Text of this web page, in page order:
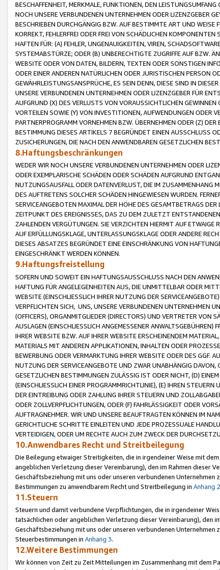
BESCHAFFENHEIT, MERKMALE, FUNKTIONEN, DEN
NOCH UNSERE VERBUNDENEN UNTERNEHMEN ODER LIZENZGEBER
BESCHRIEBEN DURCHGÄNGIG BZW. AUF BESTIMMTE ART UND
KORREKT, FEHLERFREI ODER FREI VON SCHÄDLICHEN
HAFTEN FÜR: (A) FEHLER, UNGENAUIGKEITEN, VIREN,
SYSTEMABSTÜRZE; ODER (B) UNBERECHTIGTE ZUGRIFFE AUF BZW.
WEBSITE ODER VON DATEN, BILDERN, TEXTEN ODER SONSTIGEN
ODER EINER ANDEREN NATÜRLICHEN ODER JURISTISCHEN PERSON
GEWÄHRLEISTUNGSANSPRÜCHE, ES SEIN DENN, DIESE SIND IN
UNSERE VERBUNDENEN UNTERNEHMEN ODER LIZENZGEBER FÜR
AUFGRUND (X) DES VERLUSTS VON VORAUSSICHTLICHEN
VORTEILEN SOWIE (Y) VON INVESTITIONEN, AUFWENDUNGEN ODER
PARTNERPROGRAMM VORNEHMEN BZW. ÜBERNEHMEN ODER (Z)
BESTIMMUNG DIESES ARTIKELS 7 BEGRÜNDET EINEN AUSSCHLUSS
ZUSICHERUNGEN, DIE NACH DEN ANWENDBAREN GESETZLICHEN
8.Haftungsbeschränkungen
WEDER WIR NOCH UNSERE VERBUNDENEN UNTERNEHMEN ODER
ODER EXEMPLARISCHE SCHÄDEN ODER SCHÄDEN AUFGRUND
NUTZUNGSAUSFALL ODER DATENVERLUST, DIE IM ZUSAMMENHANG
DES AUFTRETENS SOLCHER SCHÄDEN HINGEWIESEN WURDEN.
SERVICEANGEBOTEN MAXIMAL DER HÖHE DES GESAMTBETRAGS
ZEITPUNKT DES EREIGNISSES, DAS ZU DEM ZULETZT
ZAHLENDEN VERGÜTUNGEN. SIE VERZICHTEN HIERMIT AUF
AUF ERFÜLLUNGSKLAGE, UNTERLASSUNGSKLAGE ODER ANDERE
DIESES ABSATZES BEGRÜNDET EINE EINSCHRÄNKUNG VON
EINGESCHRÄNKT WERDEN KÖNNEN.
9.Haftungsfreistellung
SOFERN UND SOWEIT EIN HAFTUNGSAUSSCHLUSS NACH DEN
HAFTUNG FÜR ANGELEGENHEITEN AUS, DIE UNMITTELBAR ODER
WEBSITE (EINSCHLIESSLICH IHRER NUTZUNG DER
VERPFLICHTEN SICH, UNS, UNSERE VERBUNDENEN UNTERNEHMEN
(OFFICERS), ORGANMITGLIEDER (DIRECTORS) UND VERTRETER VON
AUSLAGEN (EINSCHLIESSLICH ANGEMESSENER
IHRER WEBSITE BZW. AUF IHRER WEBSITE ERSCHEINENDEM
MATERIALS MIT ANDEREN APPLIKATIONEN, INHALTEN ODER
BEWERBUNG ODER VERMARKTUNG IHRER WEBSITE ODER DES GGF.
NUTZUNG DER SERVICEANGEBOTE UND ZWAR UNABHÄNGIG
GESETZLICHEN BESTIMMUNGEN ZULÄSSIG IST ODER NICHT, (D)
(EINSCHLIESSLICH EINER PROGRAMMRICHTLINIE), (E) IHREN
DER EINTREIBUNG ODER ZAHLUNG IHRER STEUERN UND
ODER ZOLLVERPFLICHTUNGEN, ODER (F) FAHRLÄSSIGKEIT ODER
AUFTRAGNEHMER. WIR UND UNSERE BEAUFTRAGTEN KÖNNEN IM
GERICHTLICHE SCHRITTE EINLEITEN UND JEDE PROZESSUALE
VERTEIDIGEN, ODER UM RECHTE AUCH ZUM ZWECK DER
10.Anwendbares Recht und Streitbeilegung
Die Beilegung etwaiger Streitigkeiten, die in irgendeiner Weise mit
angeblichen Verletzung dieser Vereinbarung), den im Rahmen dieser
Geschäftsbeziehung mit uns oder unseren verbundenen
Bestimmungen zu anwendbarem Recht und Streitbeilegung in Anhang 2
11.Steuern
Steuern und damit verbundene Verpflichtungen, die in irgendeiner
tatsächlichen oder angeblichen Verletzung dieser Vereinbarung), den
Geschäftsbeziehung mit uns oder unseren verbundenen
Steuerbestimmungen in Anhang 3.
12.Weitere Bestimmungen
Wir können von Zeit zu Zeit Mitteilungen im Zusammenhang mit dem